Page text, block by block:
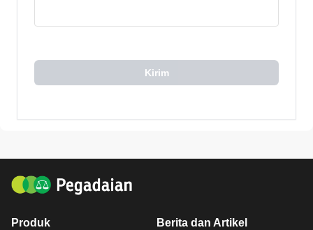
Kirim
Produk
Berita dan Artikel